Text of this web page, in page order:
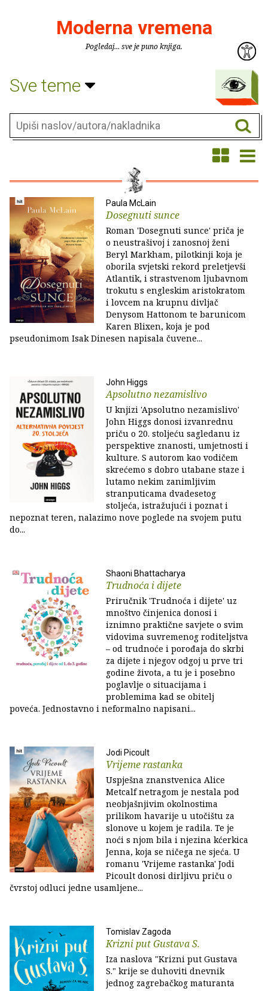
Moderna vremena
Pogledaj... sve je puno knjiga.
Sve teme
Paula McLain
Dosegnuti sunce
Roman 'Dosegnuti sunce' priča je
o neustrašivoj i zanosnoj ženi
Beryl Markham, pilotkinji koja je
oborila svjetski rekord preletjevši
Atlantik, i strastvenom ljubavnom
trokutu s engleskim aristokratom
i lovcem na krupnu divljač
Denysom Hattonom te barunicom
Karen Blixen, koja je pod
pseudonimom Isak Dinesen napisala čuvene...
John Higgs
Apsolutno nezamislivo
U knjizi 'Apsolutno nezamislivo'
John Higgs donosi izvanrednu
priču o 20. stoljeću sagledanu iz
perspektive znanosti, umjetnosti i
kulture. S autorom kao vodičem
skrećemo s dobro utabane staze i
lutamo nekim zanimljivim
stranputicama dvadesetog
stoljeća, istražujući i poznat i
nepoznat teren, nalazimo nove poglede na svojem putu
do...
Shaoni Bhattacharya
Trudnoća i dijete
Priručnik 'Trudnoća i dijete' uz
mnoštvo činjenica donosi i
iznimno praktične savjete o svim
vidovima suvremenog roditeljstva
– od trudnoće i porođaja do skrbi
za dijete i njegov odgoj u prve tri
godine života, a tu je i posebno
poglavlje o situacijama i
problemima kad se obitelj
poveća. Jednostavno i neformalno napisani...
Jodi Picoult
Vrijeme rastanka
Uspješna znanstvenica Alice
Metcalf netragom je nestala pod
neobjašnjivim okolnostima
prilikom havarije u utočištu za
slonove u kojem je radila. Te je
noći s njom bila i njezina kćerkica
Jenna, koja se ničega ne sjeća. U
romanu 'Vrijeme rastanka' Jodi
Picoult donosi dirljivu priču o
čvrstoj odluci jedne usamljene...
Tomislav Zagoda
Krizni put Gustava S.
Iza naslova "Krizni put Gustava
S." krije se duhoviti dnevnik
jednog zagrebačkog maturanta